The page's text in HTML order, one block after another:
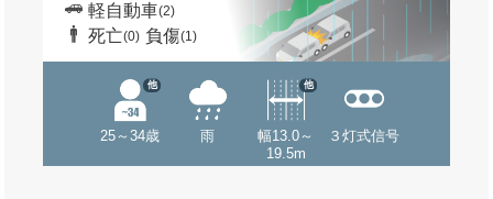
軽自動車(2)
死亡(0) 負傷(1)
25～34歳
他
雨
幅13.0～
19.5m
他
３灯式信号